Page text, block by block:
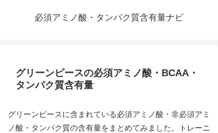
必須アミノ酸・タンパク質含有量ナビ
グリーンピースの必須アミノ酸・BCAA・
タンパク質含有量
グリーンピースに含まれている必須アミノ酸・非必須アミ
ノ酸・タンパク質の含有量をまとめてみました。トレーニ